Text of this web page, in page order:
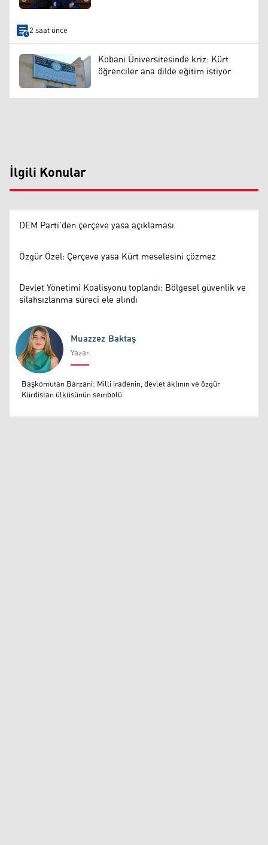
2 saat önce
Kobani Üniversitesinde kriz: Kürt
öğrenciler ana dilde eğitim istiyor
İlgili Konular
DEM Parti’den çerçeve yasa açıklaması
Özgür Özel: Çerçeve yasa Kürt meselesini çözmez
Devlet Yönetimi Koalisyonu toplandı: Bölgesel güvenlik ve
silahsızlanma süreci ele alındı
Muazzez Baktaş
Muazzez Baktaş
Yazar
Başkomutan Barzani: Milli iradenin, devlet aklının ve özgür
Kürdistan ülküsünün sembolü